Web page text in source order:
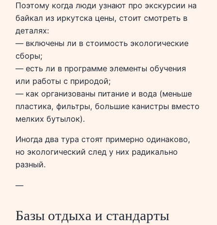
Поэтому когда люди узнают про экскурсии на
байкал из иркутска цены, стоит смотреть в
деталях:
— включены ли в стоимость экологические
сборы;
— есть ли в программе элементы обучения
или работы с природой;
— как организованы питание и вода (меньше
пластика, фильтры, большие канистры вместо
мелких бутылок).
Иногда два тура стоят примерно одинаково,
но экологический след у них радикально
разный.
—
Базы отдыха и стандарты